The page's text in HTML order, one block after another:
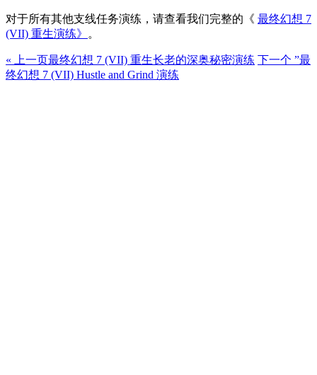
对于所有其他支线任务演练，请查看我们完整的《 最终幻想 7
(VII) 重生演练》
。
« 上一页最终幻想 7 (VII) 重生长老的深奥秘密演练 下一个 ”最
终幻想 7 (VII) Hustle and Grind 演练